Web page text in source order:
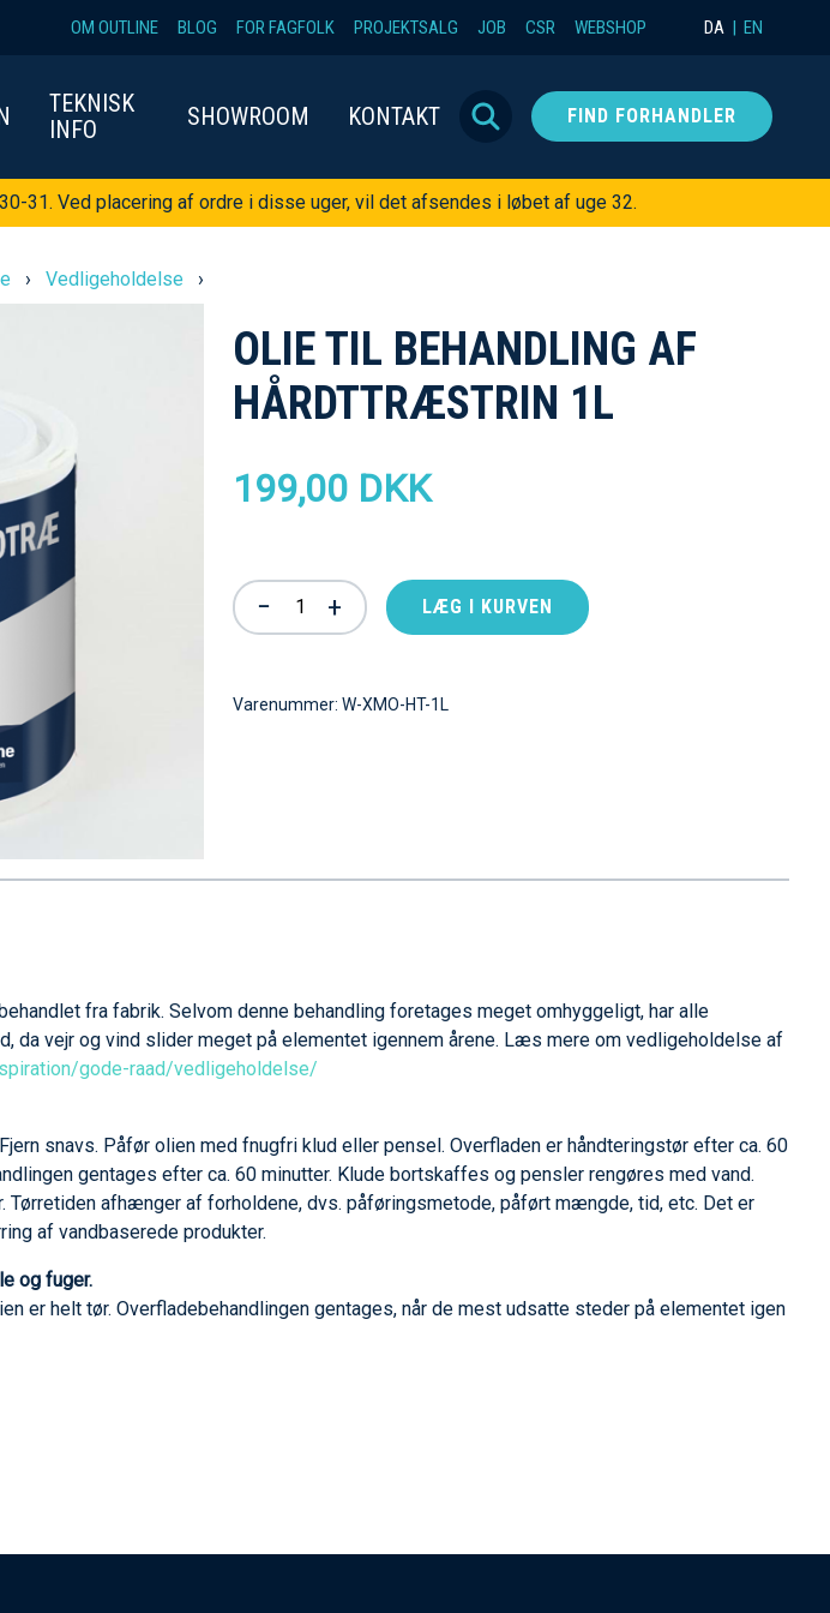
TEKNISK
INFO
SHOWROOM KONTAKT FIND FORHANDLER
OM OUTLINE BLOG FOR FAGFOLK PROJEKTSALG JOB CSR WEBSHOP DA EN
31. Ved placering af ordre i disse uger, vil det afsendes i løbet af uge 32.
› Vedligeholdelse ›
OLIE TIL BEHANDLING AF
HÅRDTTRÆSTRIN 1L
199,00 DKK
− + LÆG I KURVEN
Varenummer:W-XMO-HT-1L
fra fabrik. Selvom denne behandling foretages meget omhyggeligt, har alle
da vejr og vind slider meget på elementet igennem årene. Læs mere om vedligeholdelse af
gode-raad/vedligeholdelse/
snavs. Påfør olien med fnugfri klud eller pensel. Overfladen er håndteringstør efter ca. 60
gentages efter ca. 60 minutter. Klude bortskaffes og pensler rengøres med vand.
Tørretiden afhænger af forholdene, dvs. påføringsmetode, påført mængde, tid, etc. Det er
af vandbaserede produkter.
og fuger.
er helt tør. Overfladebehandlingen gentages, når de mest udsatte steder på elementet igen